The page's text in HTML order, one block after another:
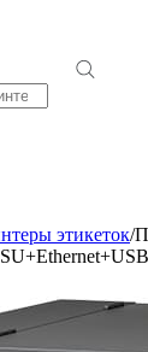
этикеток/